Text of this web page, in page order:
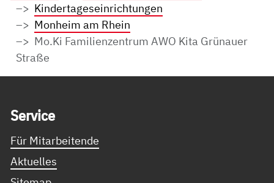
Kindertageseinrichtungen
Monheim am Rhein
Mo.Ki Familienzentrum AWO Kita Grünauer
Straße
Ser­vice
Für Mitarbeitende
Aktuelles